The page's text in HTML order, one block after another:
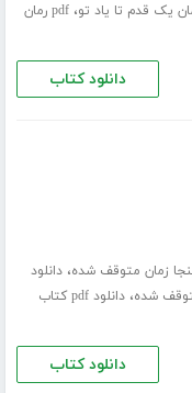
یک قدم تا یاد تو،
pdf رمان
دانلود کتاب
زمان متوقف شده،دانلود
شده،
دانلود pdf کتاب
دانلود کتاب